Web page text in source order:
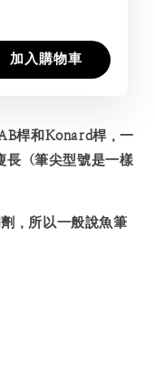
加入購物車
桿和Konard桿，一
長（筆尖型號是一樣
，所以一般說魚筆